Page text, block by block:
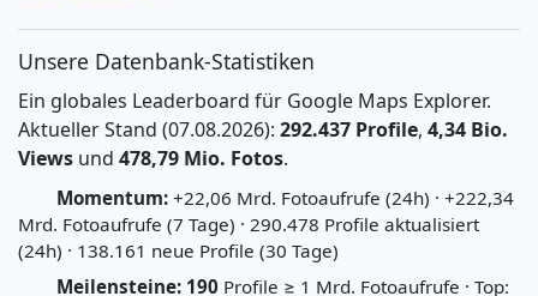
Unsere Datenbank-Statistiken
Ein globales Leaderboard für Google Maps Explorer.
Aktueller Stand (07.08.2026): 292.437 Profile, 4,34 Bio.
Views und 478,79 Mio. Fotos.
Momentum: +22,06 Mrd. Fotoaufrufe (24h) · +222,34
Mrd. Fotoaufrufe (7 Tage) · 290.478 Profile aktualisiert
(24h) · 138.161 neue Profile (30 Tage)
Meilensteine: 190 Profile ≥ 1 Mrd. Fotoaufrufe · Top: